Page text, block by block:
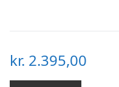
kr. 2.395,00